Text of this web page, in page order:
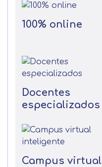
100% online
Docentes
especializados
Campus virtual